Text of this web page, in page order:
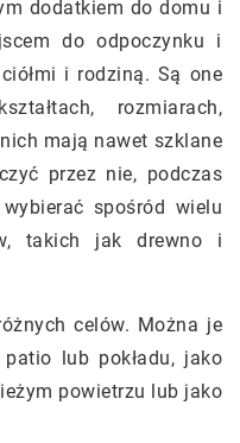
dodatkiem do domu i
do odpoczynku i
i rodziną. Są one
rozmiarach,
mają nawet szklane
przez nie, podczas
spośród wielu
takich jak drewno i
celów. Można je
lub pokładu, jako
powietrzu lub jako